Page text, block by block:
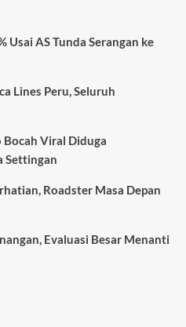
Usai AS Tunda Serangan ke
Lines Peru, Seluruh
Bocah Viral Diduga
Settingan
Roadster Masa Depan
Evaluasi Besar Menanti